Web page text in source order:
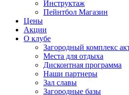
Инструктаж
Пейнтбол Магазин
Цены
Акции
О клубе
Загородный комплекс
Места для отдыха
Дисконтная программа
Наши партнеры
Зал славы
Загородные базы